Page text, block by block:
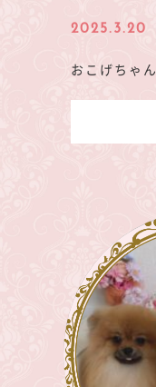
2025.3.20
おこげちゃん